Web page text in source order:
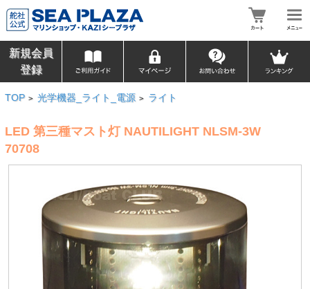
新規会員
登録
TOP > 光学機器_ライト_電源 > ライト
LED 第三種マスト灯 NAUTILIGHT NLSM-3W
70708